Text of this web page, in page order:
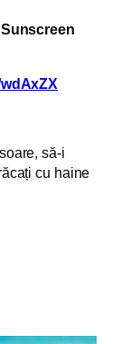
să-i
cu haine